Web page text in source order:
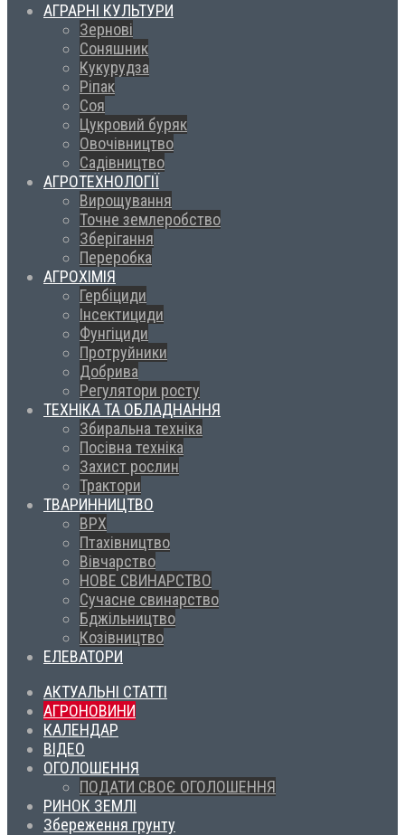
АГРАРНІ КУЛЬТУРИ
Зернові
Соняшник
Кукурудза
Ріпак
Соя
Цукровий буряк
Овочівництво
Садівництво
АГРОТЕХНОЛОГІЇ
Вирощування
Точне землеробство
Зберігання
Переробка
АГРОХІМІЯ
Гербіциди
Інсектициди
Фунгіциди
Протруйники
Добрива
Регулятори росту
ТЕХНІКА ТА ОБЛАДНАННЯ
Збиральна техніка
Посівна техніка
Захист рослин
Трактори
ТВАРИННИЦТВО
ВРХ
Птахівництво
Вівчарство
НОВЕ СВИНАРСТВО
Сучасне свинарство
Бджільництво
Козівництво
ЕЛЕВАТОРИ
АКТУАЛЬНІ СТАТТІ
АГРОНОВИНИ
КАЛЕНДАР
ВІДЕО
ОГОЛОШЕННЯ
ПОДАТИ СВОЄ ОГОЛОШЕННЯ
РИНОК ЗЕМЛІ
Збереження грунту